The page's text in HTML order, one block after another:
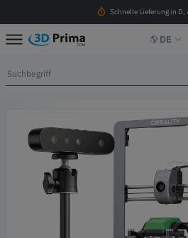
Schnelle Lieferung in D,
DE